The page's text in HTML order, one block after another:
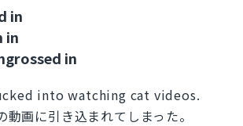
in
in
in
into watching cat videos.
動画に引き込まれてしまった。